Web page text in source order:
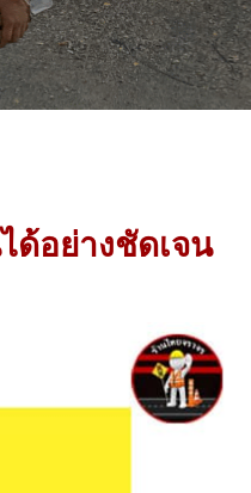
ด้อย่างชัดเจน